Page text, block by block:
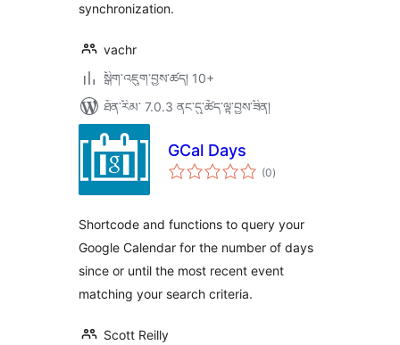
synchronization.
vachr
སྒྲིག་འཇུག་བྱས་ཚད། 10+
ཐོན་རིམ་ 7.0.3 ནང་དུ་ཚོད་ལྟ་བྱས་ཟིན།
GCal Days
(0གདེང་
འཇོག་
)
Shortcode and functions to query your
Google Calendar for the number of days
since or until the most recent event
matching your search criteria.
Scott Reilly